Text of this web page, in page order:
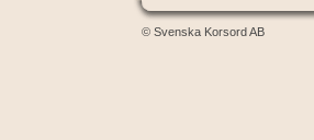
© Svenska Korsord AB